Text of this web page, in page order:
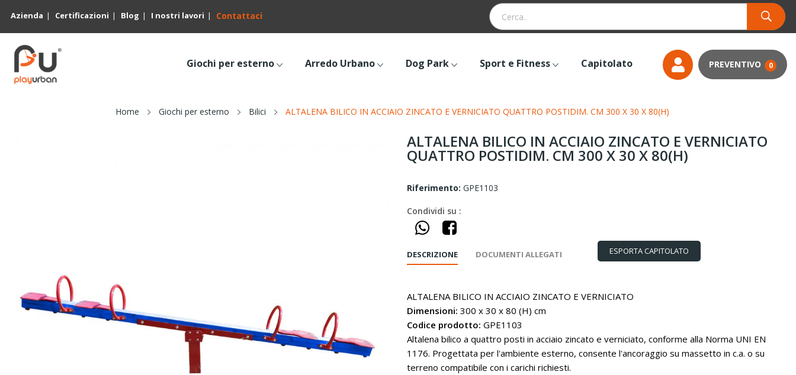
Contattaci
Azienda Certificazioni Blog I nostri lavori
Giochi per esterno Arredo Urbano Dog Park Sport e Fitness Capitolato 0
Home Giochi per esterno Bilici ALTALENA BILICO IN ACCIAIO ZINCATO E VERNICIATO QUATTRO POSTIDIM. CM 300 X 30 X 80(H)
ALTALENA BILICO IN ACCIAIO ZINCATO E VERNICIATO
QUATTRO POSTIDIM. CM 300 X 30 X 80(H)
Riferimento: GPE1103
Condividi su :
DESCRIZIONE DOCUMENTI ALLEGATI ESPORTA CAPITOLATO
ALTALENA BILICO IN ACCIAIO ZINCATO E VERNICIATO
Dimensioni: 300 x 30 x 80 (H) cm
Codice prodotto: GPE1103
Altalena bilico a quattro posti in acciaio zincato e verniciato, conforme alla Norma UNI EN
1176. Progettata per l'ambiente esterno, consente l'ancoraggio su massetto in c.a. o su
terreno compatibile con i carichi richiesti.